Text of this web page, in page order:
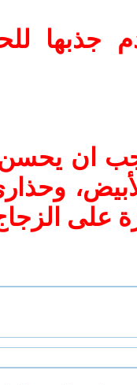
جذبها
ان يحسن
على